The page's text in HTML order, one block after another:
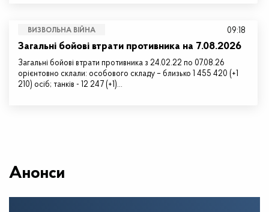
ВИЗВОЛЬНА ВІЙНА
Загальні бойові втрати противника на 7.08.2026
Загальні бойові втрати противника з 24.02.22 по 07.08.26
орієнтовно склали: особового складу – близько 1 455 420 (+1
210) осіб; танків - 12 247 (+1)…
09:18
Анонси